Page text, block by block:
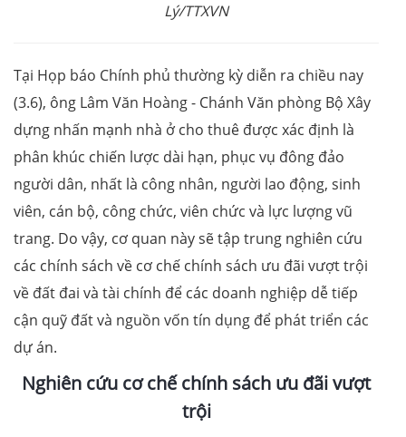
Lý/TTXVN
Tại Họp báo Chính phủ thường kỳ diễn ra chiều nay
(3.6), ông Lâm Văn Hoàng - Chánh Văn phòng Bộ Xây
dựng nhấn mạnh nhà ở cho thuê được xác định là
phân khúc chiến lược dài hạn, phục vụ đông đảo
người dân, nhất là công nhân, người lao động, sinh
viên, cán bộ, công chức, viên chức và lực lượng vũ
trang. Do vậy, cơ quan này sẽ tập trung nghiên cứu
các chính sách về cơ chế chính sách ưu đãi vượt trội
về đất đai và tài chính để các doanh nghiệp dễ tiếp
cận quỹ đất và nguồn vốn tín dụng để phát triển các
dự án.
Nghiên cứu cơ chế chính sách ưu đãi vượt
trội